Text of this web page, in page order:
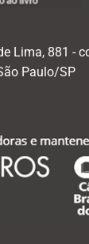
Lima, 881 -
Paulo/SP